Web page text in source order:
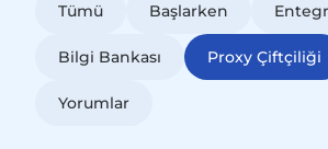
Tümü Başlarken
Bilgi Bankası Proxy Çiftçiliği
Yorumlar